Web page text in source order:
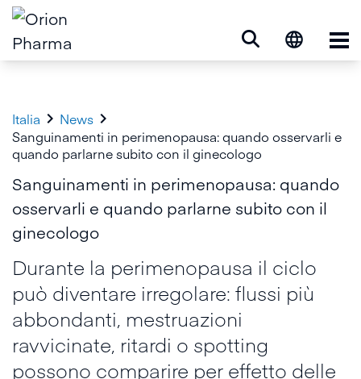
Italia  News 
Sanguinamenti in perimenopausa: quando osservarli e
quando parlarne subito con il ginecologo
Sanguinamenti in perimenopausa: quando
osservarli e quando parlarne subito con il
ginecologo
Durante la perimenopausa il ciclo
può diventare irregolare: flussi più
abbondanti, mestruazioni
ravvicinate, ritardi o spotting
possono comparire per effetto delle